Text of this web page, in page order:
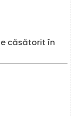
căsătorit în